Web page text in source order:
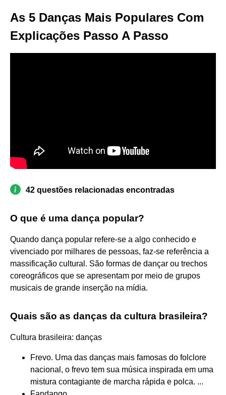
As 5 Danças Mais Populares Com
Explicações Passo A Passo
42 questões relacionadas encontradas
O que é uma dança popular?
Quando dança popular refere-se a algo conhecido e
vivenciado por milhares de pessoas, faz-se referência a
massificação cultural. São formas de dançar ou trechos
coreográficos que se apresentam por meio de grupos
musicais de grande inserção na mídia.
Quais são as danças da cultura brasileira?
Cultura brasileira: danças
Frevo. Uma das danças mais famosas do folclore
nacional, o frevo tem sua música inspirada em uma
mistura contagiante de marcha rápida e polca. ...